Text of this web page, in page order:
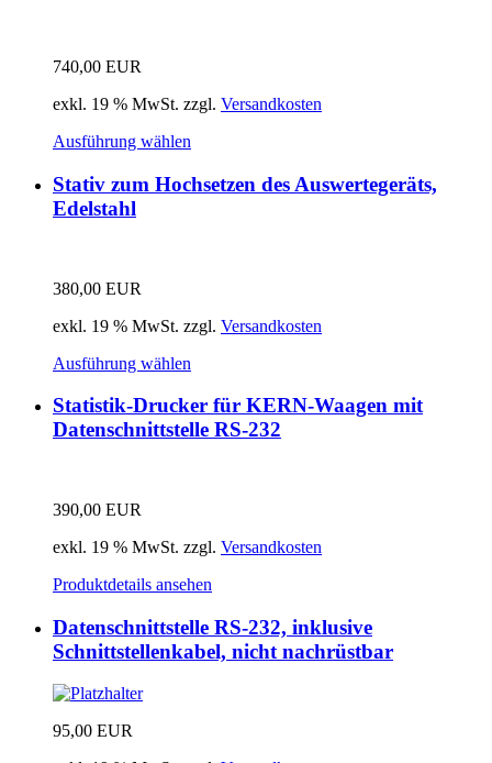
740,00 EUR
exkl. 19 % MwSt. zzgl. Versandkosten
Ausführung wählen
Stativ zum Hochsetzen des Auswertegeräts,
Edelstahl
380,00 EUR
exkl. 19 % MwSt. zzgl. Versandkosten
Ausführung wählen
Statistik-Drucker für KERN-Waagen mit
Datenschnittstelle RS-232
390,00 EUR
exkl. 19 % MwSt. zzgl. Versandkosten
Produktdetails ansehen
Datenschnittstelle RS-232, inklusive
Schnittstellenkabel, nicht nachrüstbar
95,00 EUR